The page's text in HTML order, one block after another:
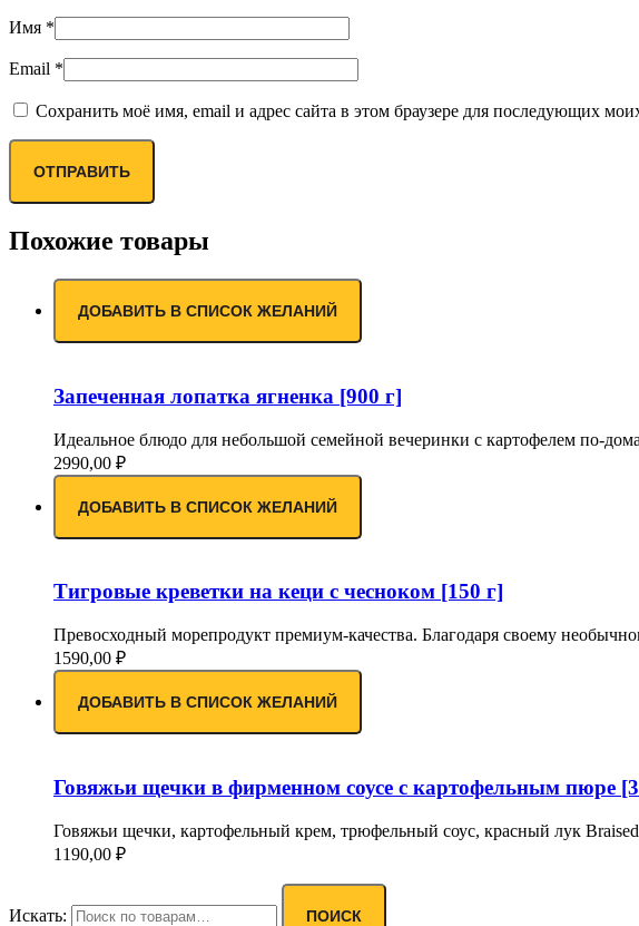
Имя *
Email *
Сохранить моё имя, email и адрес сайта в этом браузере для последующих
Похожие товары
ДОБАВИТЬ В СПИСОК ЖЕЛАНИЙ
Запеченная лопатка ягненка [900 г]
Идеальное блюдо для небольшой семейной вечеринки с картофелем по-
2990,00 ₽
ДОБАВИТЬ В СПИСОК ЖЕЛАНИЙ
Тигровые креветки на кеци с чесноком [150 г]
Превосходный морепродукт премиум-качества. Благодаря своему
1590,00 ₽
ДОБАВИТЬ В СПИСОК ЖЕЛАНИЙ
Говяжьи щечки в фирменном соусе с картофельным пюре
Говяжьи щечки, картофельный крем, трюфельный соус, красный лук
1190,00 ₽
Искать: ПОИСК